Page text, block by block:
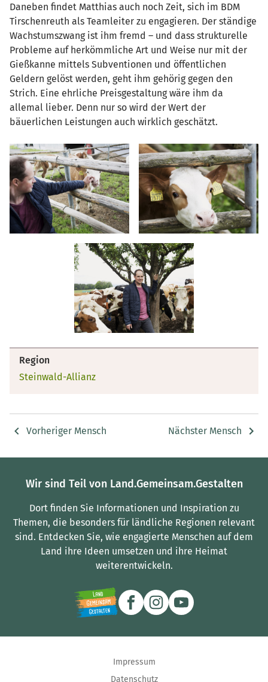
Daneben findet Matthias auch noch Zeit, sich im BDM
Tirschenreuth als Teamleiter zu engagieren. Der ständige
Wachstumszwang ist ihm fremd – und dass strukturelle
Probleme auf herkömmliche Art und Weise nur mit der
Gießkanne mittels Subventionen und öffentlichen
Geldern gelöst werden, geht ihm gehörig gegen den
Strich. Eine ehrliche Preisgestaltung wäre ihm da
allemal lieber. Denn nur so wird der Wert der
bäuerlichen Leistungen auch wirklich geschätzt.
Region
Steinwald-Allianz
Vorheriger Mensch Nächster Mensch
Wir sind Teil von Land.Gemeinsam.Gestalten
Dort finden Sie Informationen und Inspiration zu
Themen, die besonders für ländliche Regionen relevant
sind. Entdecken Sie, wie engagierte Menschen auf dem
Land ihre Ideen umsetzen und ihre Heimat
weiterentwickeln.
Impressum
Datenschutz